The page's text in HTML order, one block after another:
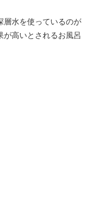
層水を使っているのが
高いとされるお風呂